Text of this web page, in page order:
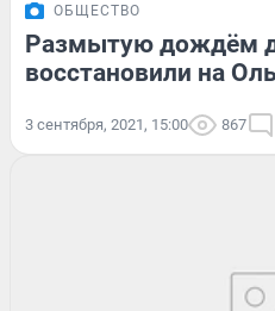
ОБЩЕСТВО
Размытую дождём
восстановили на
3 сентября, 2021, 15:00 867